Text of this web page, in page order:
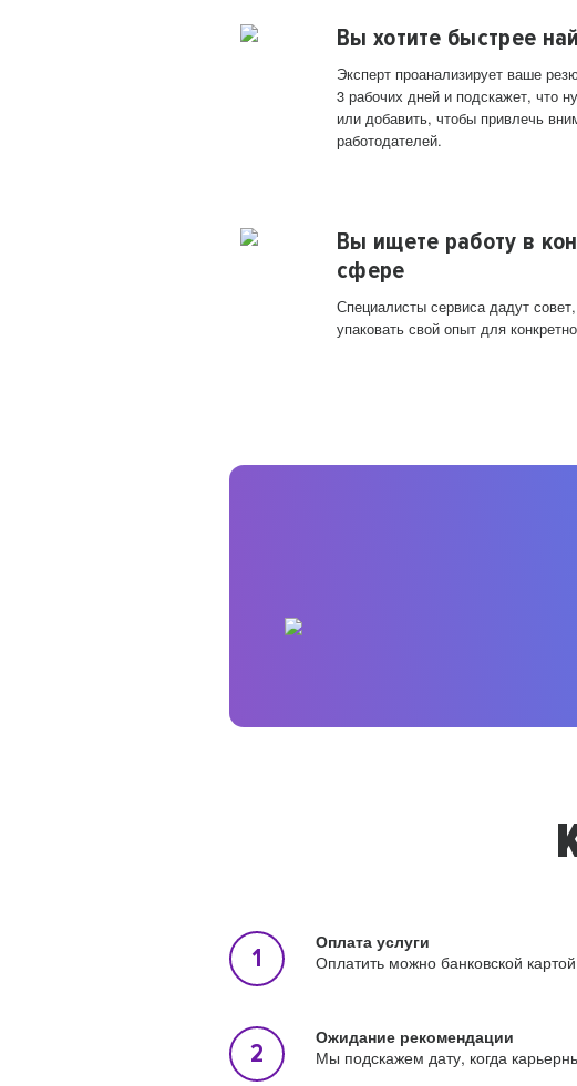
Вы хотите быстрее
Эксперт проанализирует ваше
3 рабочих дней и подскажет, что
или добавить, чтобы привлечь
работодателей.
Вы ищете работу в
сфере
Специалисты сервиса дадут
упаковать свой опыт для
Оплата услуги
Оплатить можно банковской
Ожидание рекомендации
Мы подскажем дату, когда